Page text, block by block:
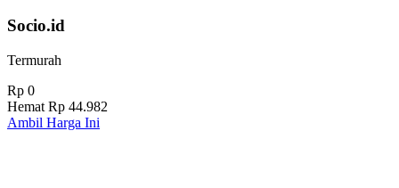
Socio.id
Termurah
Rp 0
Hemat Rp 44.982
Ambil Harga Ini